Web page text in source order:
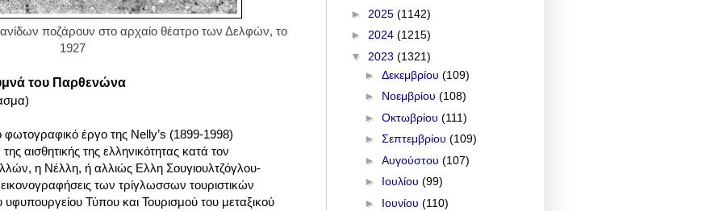
ποζάρουν στο αρχαίο θέατρο των Δελφών, το
1927
του Παρθενώνα
φωτογραφικό έργο της Nelly’s (1899-1998)
αισθητικής της ελληνικότητας κατά τον
η Νέλλη, ή αλλιώς Ελλη Σουγιουλτζόγλου-
εικονογραφήσεις των τρίγλωσσων τουριστικών
Τύπου και Τουρισμού του μεταξικού
► 2025 (1142)
► 2024 (1215)
▼ 2023 (1321)
► Δεκεμβρίου (109)
► Νοεμβρίου (108)
► Οκτωβρίου (111)
► Σεπτεμβρίου (109)
► Αυγούστου (107)
► Ιουλίου (99)
► Ιουνίου (110)